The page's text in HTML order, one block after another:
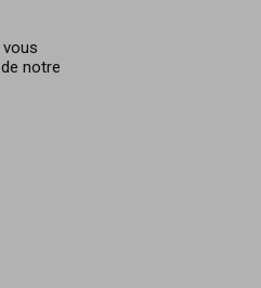
notre